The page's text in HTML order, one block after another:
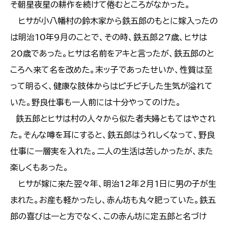
そ朝星夜星の耕作を続けて倦むところがなかった。
ヒサが小八幡村の鈴木家から鉄五郎のもとに嫁入ったの
は明治10年9月のことで、その時、鉄五郎27歳、ヒサは
20歳であった。ヒサは名前をアキと言ったが、鉄五郎のと
ころへ来て名を改めた。末ッ子であったせいか、性質は至
って明るく、健康な肢体からはピチピチした生気が溢れて
いた。野良仕事も一人前には十分やってのけた。
鉄五郎とヒサは村の人々から似た者夫婦ともてはやされ
た。そんな噂を耳にすると、鉄五郎はうれしくなって、野良
仕事に一層実を入れた。二人の生活は苦しかったが、また
楽しくもあった。
ヒサが嫁に来た翌々年、明治12年2月1日に男の子が生
まれた。お産も軽かったし、赤ん坊も丸々肥っていた。鉄五
郎の喜びは一と方でなく、この赤ん坊に定五郎と名づけ